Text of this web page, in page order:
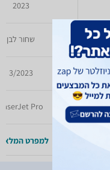
2023
שחור לבן
3/2023
Pro
למפרט המלא